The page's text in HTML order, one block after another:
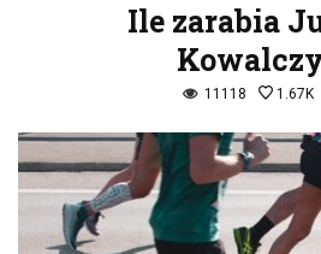
Ile zarabia
11118 1.67K